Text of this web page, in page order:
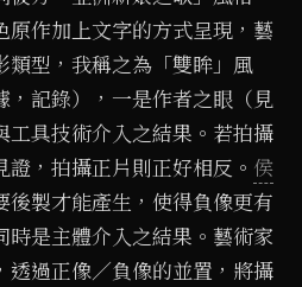
原作加上文字的方式呈現，藝
類型，我稱之為「雙眸」風
，記錄），一是作者之眼（見
工具技術介入之結果。若拍攝
，拍攝正片則正好相反。 侯
後製才能產生，使得負像更有
時是主體介入之結果。藝術家
透過正像／負像的並置，將攝